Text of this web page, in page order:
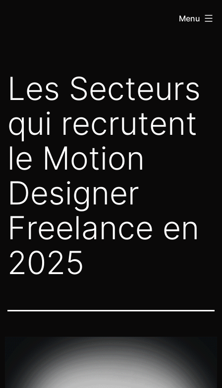
Menu
Les Secteurs
qui recrutent
le Motion
Designer
Freelance en
2025